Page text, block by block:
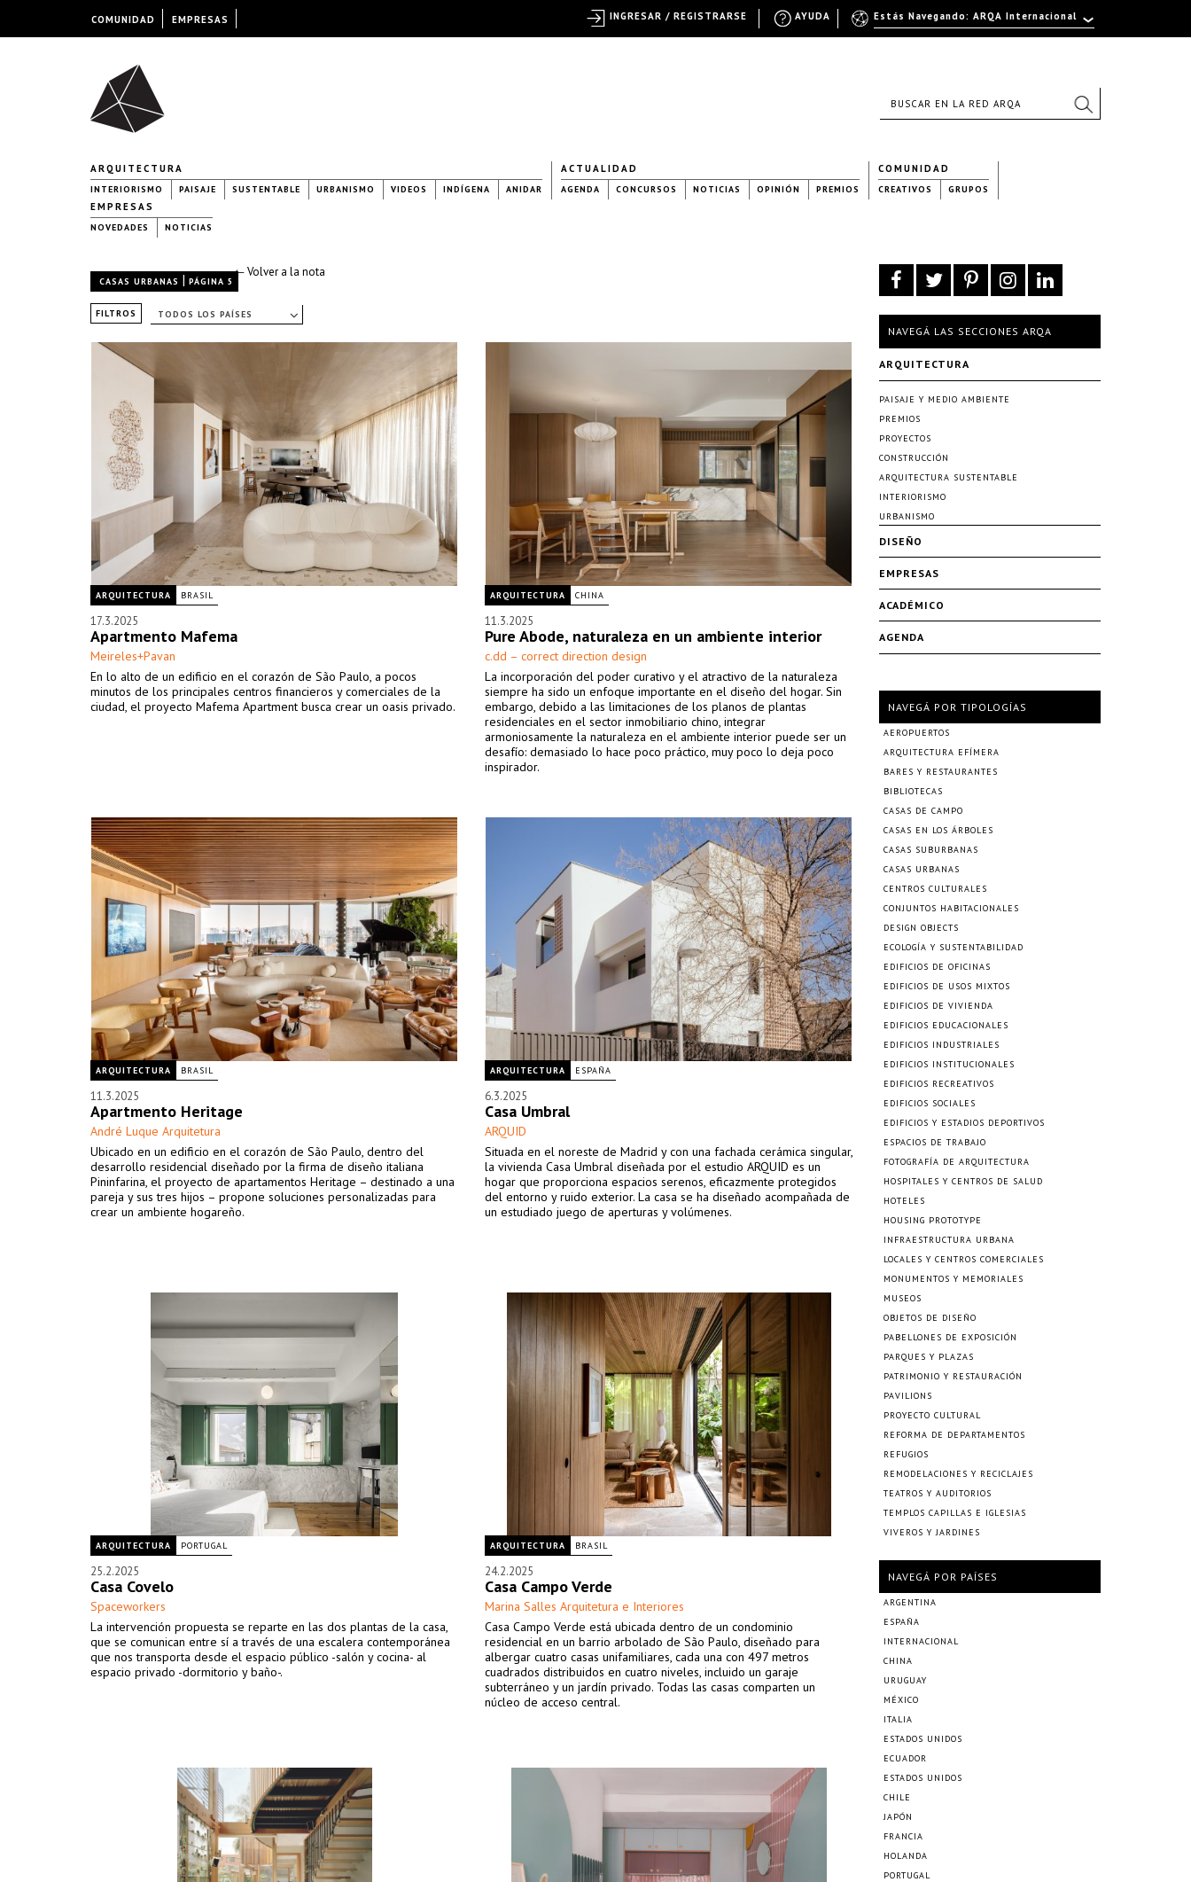
ARQUITECTURA
INTERIORISMO PAISAJE SUSTENTABLE URBANISMO VIDEOS INDÍGENA ANIDAR
ACTUALIDAD
AGENDA CONCURSOS NOTICIAS OPINIÓN PREMIOS
COMUNIDAD
CREATIVOS GRUPOS
EMPRESAS
NOVEDADES NOTICIAS
← Volver a la nota
CASAS URBANAS | PÁGINA 5
FILTROS TODOS LOS PAÍSES
ARQUITECTURA BRASIL
17.3.2025
Apartmento Mafema
Meireles+Pavan
En lo alto de un edificio en el corazón de São Paulo, a pocos
minutos de los principales centros financieros y comerciales de la
ciudad, el proyecto Mafema Apartment busca crear un oasis privado.
ARQUITECTURA CHINA
11.3.2025
Pure Abode, naturaleza en un ambiente interior
c.dd – correct direction design
La incorporación del poder curativo y el atractivo de la naturaleza
siempre ha sido un enfoque importante en el diseño del hogar. Sin
embargo, debido a las limitaciones de los planos de plantas
residenciales en el sector inmobiliario chino, integrar
armoniosamente la naturaleza en el ambiente interior puede ser un
desafío: demasiado lo hace poco práctico, muy poco lo deja poco
inspirador.
ARQUITECTURA BRASIL
11.3.2025
Apartmento Heritage
André Luque Arquitetura
Ubicado en un edificio en el corazón de São Paulo, dentro del
desarrollo residencial diseñado por la firma de diseño italiana
Pininfarina, el proyecto de apartamentos Heritage – destinado a una
pareja y sus tres hijos – propone soluciones personalizadas para
crear un ambiente hogareño.
ARQUITECTURA ESPAÑA
6.3.2025
Casa Umbral
ARQUID
Situada en el noreste de Madrid y con una fachada cerámica singular,
la vivienda Casa Umbral diseñada por el estudio ARQUID es un
hogar que proporciona espacios serenos, eficazmente protegidos
del entorno y ruido exterior. La casa se ha diseñado acompañada de
un estudiado juego de aperturas y volúmenes.
ARQUITECTURA PORTUGAL
25.2.2025
Casa Covelo
Spaceworkers
La intervención propuesta se reparte en las dos plantas de la casa,
que se comunican entre sí a través de una escalera contemporánea
que nos transporta desde el espacio público -salón y cocina- al
espacio privado -dormitorio y baño-.
ARQUITECTURA BRASIL
24.2.2025
Casa Campo Verde
Marina Salles Arquitetura e Interiores
Casa Campo Verde está ubicada dentro de un condominio
residencial en un barrio arbolado de São Paulo, diseñado para
albergar cuatro casas unifamiliares, cada una con 497 metros
cuadrados distribuidos en cuatro niveles, incluido un garaje
subterráneo y un jardín privado. Todas las casas comparten un
núcleo de acceso central.
NAVEGÁ LAS SECCIONES ARQA
ARQUITECTURA
PAISAJE Y MEDIO AMBIENTE
PREMIOS
PROYECTOS
CONSTRUCCIÓN
ARQUITECTURA SUSTENTABLE
INTERIORISMO
URBANISMO
DISEÑO
EMPRESAS
ACADÉMICO
AGENDA
NAVEGÁ POR TIPOLOGÍAS
AEROPUERTOS
ARQUITECTURA EFÍMERA
BARES Y RESTAURANTES
BIBLIOTECAS
CASAS DE CAMPO
CASAS EN LOS ÁRBOLES
CASAS SUBURBANAS
CASAS URBANAS
CENTROS CULTURALES
CONJUNTOS HABITACIONALES
DESIGN OBJECTS
ECOLOGÍA Y SUSTENTABILIDAD
EDIFICIOS DE OFICINAS
EDIFICIOS DE USOS MIXTOS
EDIFICIOS DE VIVIENDA
EDIFICIOS EDUCACIONALES
EDIFICIOS INDUSTRIALES
EDIFICIOS INSTITUCIONALES
EDIFICIOS RECREATIVOS
EDIFICIOS SOCIALES
EDIFICIOS Y ESTADIOS DEPORTIVOS
ESPACIOS DE TRABAJO
FOTOGRAFÍA DE ARQUITECTURA
HOSPITALES Y CENTROS DE SALUD
HOTELES
HOUSING PROTOTYPE
INFRAESTRUCTURA URBANA
LOCALES Y CENTROS COMERCIALES
MONUMENTOS Y MEMORIALES
MUSEOS
OBJETOS DE DISEÑO
PABELLONES DE EXPOSICIÓN
PARQUES Y PLAZAS
PATRIMONIO Y RESTAURACIÓN
PAVILIONS
PROYECTO CULTURAL
REFORMA DE DEPARTAMENTOS
REFUGIOS
REMODELACIONES Y RECICLAJES
TEATROS Y AUDITORIOS
TEMPLOS CAPILLAS E IGLESIAS
VIVEROS Y JARDINES
NAVEGÁ POR PAÍSES
ARGENTINA
ESPAÑA
INTERNACIONAL
CHINA
URUGUAY
MÉXICO
ITALIA
ESTADOS UNIDOS
ECUADOR
ESTADOS UNIDOS
CHILE
JAPÓN
FRANCIA
HOLANDA
PORTUGAL
COMUNIDAD EMPRESAS Estás Navegando: ARQA Internacional
AYUDA
INGRESAR / REGISTRARSE